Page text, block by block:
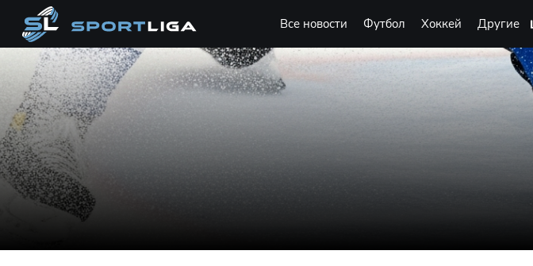
Все новости Футбол Хоккей Другие